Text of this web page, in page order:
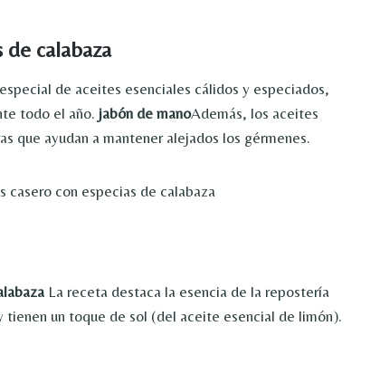
de calabaza
de aceites esenciales cálidos y especiados,
todo el año. jabón de manoAdemás, los aceites
que ayudan a mantener alejados los gérmenes.
La receta destaca la esencia de la repostería
tienen un toque de sol (del aceite esencial de limón).